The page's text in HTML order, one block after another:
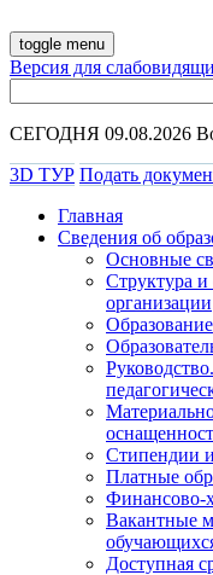
toggle menu
Версия для
СЕГОДНЯ 09.08.2026
3D ТУР Подать
Главная
Сведения об
Основные
Структура и
организации
Образование
Стипендии
Платные
Финансово-
Вакантные
Доступная